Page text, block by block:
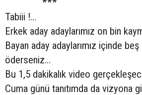
Tabiii !…
Erkek aday adaylarımız on bin
Bayan aday adaylarımız içinde
öderseniz…
Bu 1,5 dakikalık video
Cuma günü tanıtımda da vizyona